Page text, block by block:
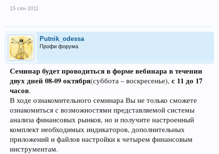
15 сен 2011
Putnik_odessa
Профи форума
Семинар будет проводиться в форме вебинара в течении
двух дней 08-09 октября(суббота – воскресенье), с 11 до 17
часов.
В ходе ознакомительного семинара Вы не только сможете
ознакомиться с возможностями представляемой системы
анализа финансовых рынков, но и получите настроенный
комплект необходимых индикаторов, дополнительных
приложений и файлов настройки к четырем финансовым
инструментам.